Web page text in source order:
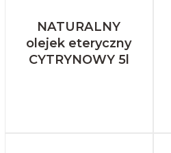
NATURALNY
olejek eteryczny
CYTRYNOWY 5l